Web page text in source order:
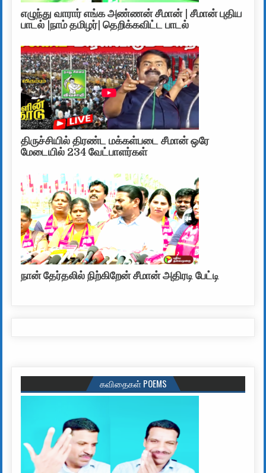
எழுந்து வாரார் எங்க அண்ணன் சீமான் | சீமான் புதிய
பாடல் |நாம் தமிழர்| தெறிக்கவிட்ட பாடல்
திருச்சியில் திரண்ட மக்கள்படை சீமான் ஒரே
மேடையில் 234 வேட்பாளர்கள்
நான் தேர்தலில் நிற்கிறேன் சீமான் அதிரடி பேட்டி
கவிதைகள் POEMS